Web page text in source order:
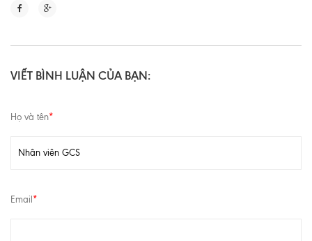
VIẾT BÌNH LUẬN CỦA BẠN:
Họ và tên*
Email *